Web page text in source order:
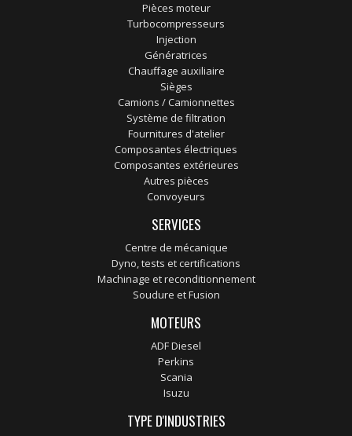
Pièces moteur
Turbocompresseurs
Injection
Génératrices
Chauffage auxiliaire
Sièges
Camions / Camionnettes
Système de filtration
Fournitures d'atelier
Composantes électriques
Composantes extérieures
Autres pièces
Convoyeurs
SERVICES
Centre de mécanique
Dyno, tests et certifications
Machinage et reconditionnement
Soudure et Fusion
MOTEURS
ADF Diesel
Perkins
Scania
Isuzu
TYPE D'INDUSTRIES